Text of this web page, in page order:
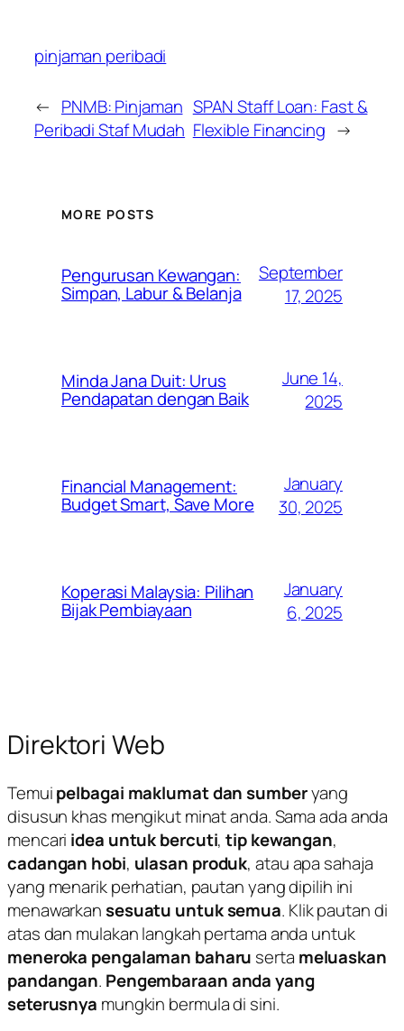
pinjaman peribadi
← PNMB: Pinjaman
Peribadi Staf Mudah
SPAN Staff Loan: Fast &
Flexible Financing →
MORE POSTS
Pengurusan Kewangan:
Simpan, Labur & Belanja
September
17, 2025
Minda Jana Duit: Urus
Pendapatan dengan Baik
June 14,
2025
Financial Management:
Budget Smart, Save More
January
30, 2025
Koperasi Malaysia: Pilihan
Bijak Pembiayaan
January
6, 2025
Direktori Web
Temuipelbagai maklumat dan sumberyang
disusun khas mengikut minat anda. Sama ada anda
mencari idea untuk bercuti,tip kewangan,
cadangan hobi, ulasan produk, atau apa sahaja
yang menarik perhatian, pautan yang dipilih ini
menawarkan sesuatu untuk semua. Klik pautan di
atas dan mulakan langkah pertama anda untuk
meneroka pengalaman baharu serta meluaskan
pandangan. Pengembaraan anda yang
seterusnya mungkin bermula di sini.